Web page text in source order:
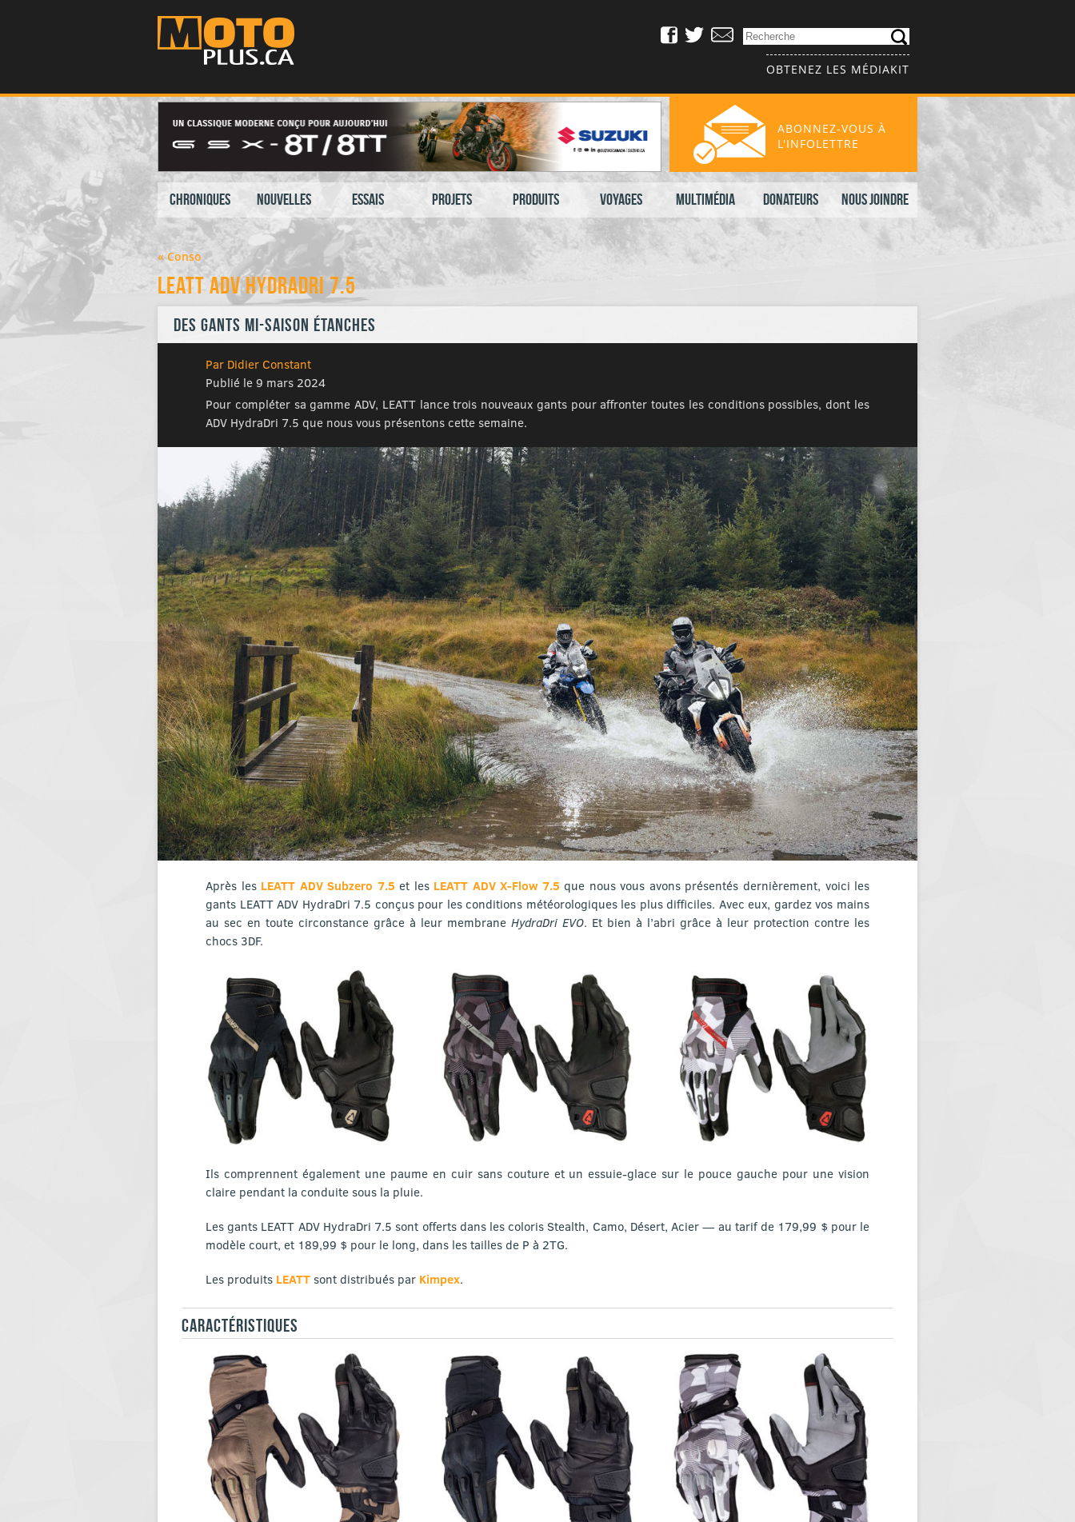
OBTENEZ LES MÉDIAKIT
Chroniques Nouvelles Essais Projets Produits Voyages Multimédia Donateurs Nous joindre
ABONNEZ-VOUS À
L'INFOLETTRE
« Conso
LEATT ADV HydraDri 7.5
Des gants mi-saison étanches
Par Didier Constant
Publié le 9 mars 2024
Pour compléter sa gamme ADV, LEATT lance trois nouveaux gants pour affronter toutes les conditions possibles, dont les
ADV HydraDri 7.5 que nous vous présentons cette semaine.
Après les LEATT ADV Subzero 7.5 et les LEATT ADV X-Flow 7.5 que nous vous avons présentés dernièrement, voici les
gants LEATT ADV HydraDri 7.5 conçus pour les conditions météorologiques les plus difficiles. Avec eux, gardez vos mains
au sec en toute circonstance grâce à leur membrane HydraDri EVO. Et bien à l’abri grâce à leur protection contre les
chocs 3DF.
Ils comprennent également une paume en cuir sans couture et un essuie-glace sur le pouce gauche pour une vision
claire pendant la conduite sous la pluie.
Les gants LEATT ADV HydraDri 7.5 sont offerts dans les coloris Stealth, Camo, Désert, Acier — au tarif de 179,99 $ pour le
modèle court, et 189,99 $ pour le long, dans les tailles de P à 2TG.
Les produits LEATT sont distribués par Kimpex.
CARACTÉRISTIQUES